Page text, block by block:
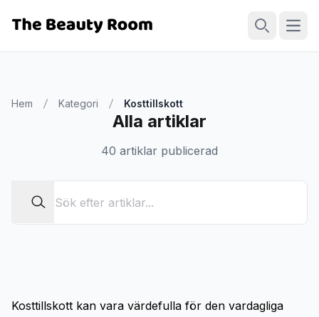
Hem Kategori Kosttillskott
Alla artiklar
40 artiklar publicerad
Kosttillskott kan vara värdefulla för den vardagliga